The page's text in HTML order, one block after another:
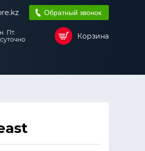
Обратный звонок
Пт.
Корзина